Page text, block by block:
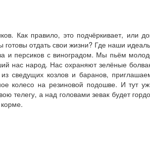
Как правило, это подчёркивает, или
отдать свои жизни? Где наши
персиков с виноградом. Мы пьём
нас народ. Нас охраняют зелёные
сведущих козлов и баранов,
колесо на резиновой подошве. И тут
телегу, а над головами зевак будет